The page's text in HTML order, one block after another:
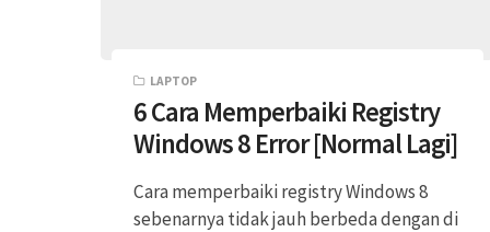
LAPTOP
6 Cara Memperbaiki Registry
Windows 8 Error [Normal Lagi]
Cara memperbaiki registry Windows 8
sebenarnya tidak jauh berbeda dengan di